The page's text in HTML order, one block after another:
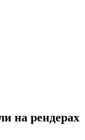
на рендерах